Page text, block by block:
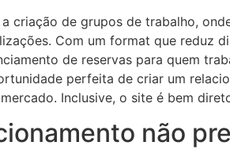
criação de grupos de trabalho,
Com um format que reduz
de reservas para quem
perfeita de criar um
Inclusive, o site é bem
não